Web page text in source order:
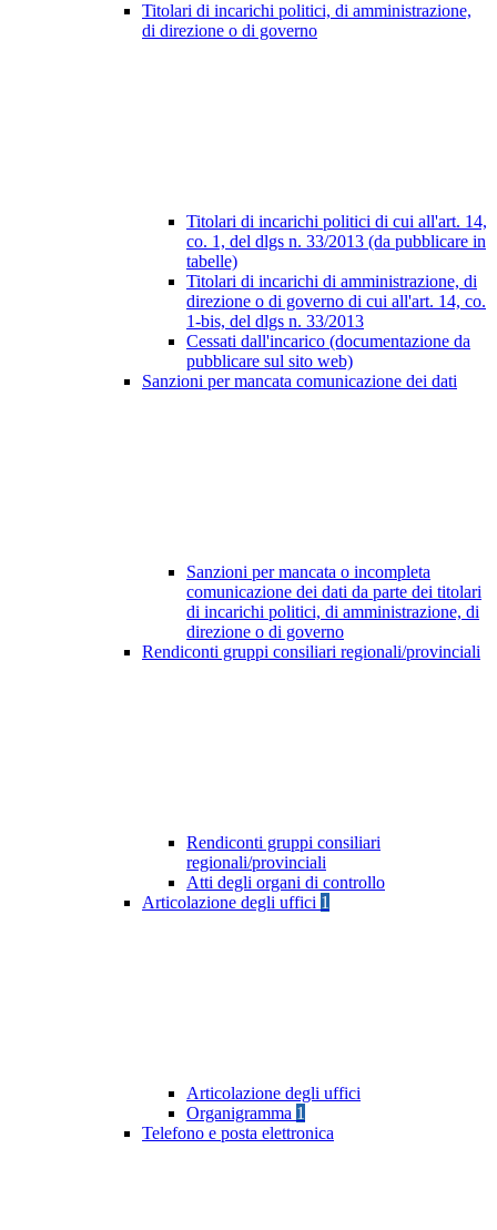
Titolari di incarichi politici, di amministrazione,
di direzione o di governo
Titolari di incarichi politici di cui all'art. 14,
co. 1, del dlgs n. 33/2013 (da pubblicare in
tabelle)
Titolari di incarichi di amministrazione, di
direzione o di governo di cui all'art. 14, co.
1-bis, del dlgs n. 33/2013
Cessati dall'incarico (documentazione da
pubblicare sul sito web)
Sanzioni per mancata comunicazione dei dati
Sanzioni per mancata o incompleta
comunicazione dei dati da parte dei titolari
di incarichi politici, di amministrazione, di
direzione o di governo
Rendiconti gruppi consiliari regionali/provinciali
Rendiconti gruppi consiliari
regionali/provinciali
Atti degli organi di controllo
Articolazione degli uffici 1
Articolazione degli uffici
Organigramma 1
Telefono e posta elettronica